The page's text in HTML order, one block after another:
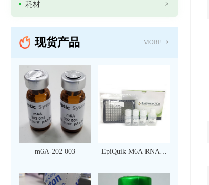
耗材
现货产品 MORE
m6A-202 003
EpiQuik M6A RNA甲
（比色法）（96 次）